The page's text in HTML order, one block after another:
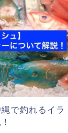
で釣れるイラ